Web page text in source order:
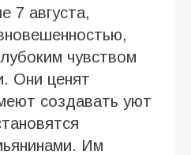
7 августа,
чувством
Они ценят
создавать уют
Им